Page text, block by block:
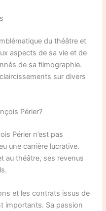
du théâtre et
aspects de sa vie et de
de sa filmographie.
sur divers
Périer?
Périer n’est pas
une carrière lucrative.
au théâtre, ses revenus
et les contrats issus de
importants. Sa passion